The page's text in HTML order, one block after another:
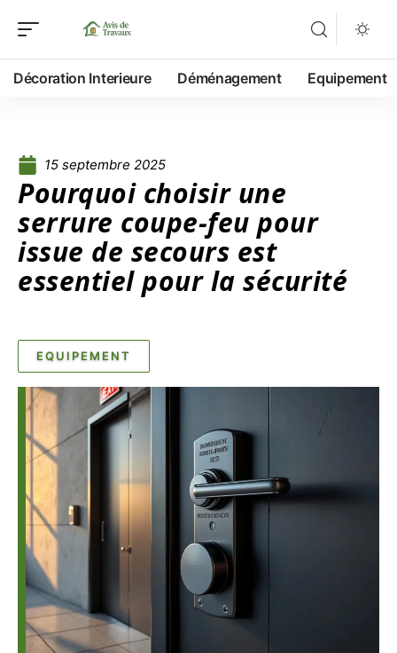
Décoration Interieure Déménagement Equipement
15 septembre 2025
Pourquoi choisir une
serrure coupe-feu pour
issue de secours est
essentiel pour la sécurité
EQUIPEMENT